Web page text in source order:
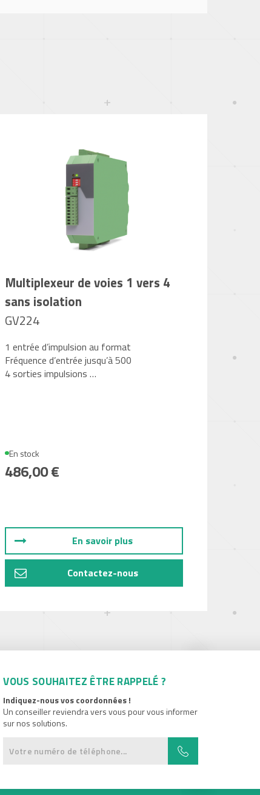
Multiplexeur de voies 1 vers 4
sans isolation
GV224
1 entrée d’impulsion au format
Fréquence d’entrée jusqu’à 500
4 sorties impulsions …
En stock
486,00 €
En savoir plus
Contactez-nous
VOUS SOUHAITEZ ÊTRE RAPPELÉ ?
Indiquez-nous vos coordonnées !
Un conseiller reviendra vers vous pour vous informer
sur nos solutions.